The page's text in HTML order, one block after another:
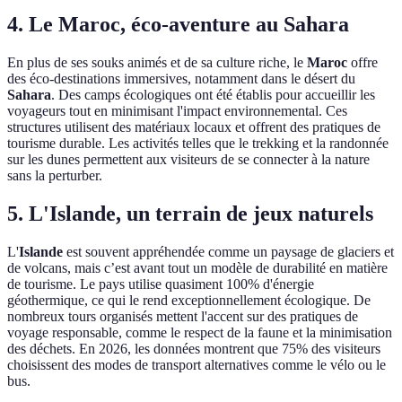
4. Le Maroc, éco-aventure au Sahara
En plus de ses souks animés et de sa culture riche, le Maroc offre
des éco-destinations immersives, notamment dans le désert du
Sahara. Des camps écologiques ont été établis pour accueillir les
voyageurs tout en minimisant l'impact environnemental. Ces
structures utilisent des matériaux locaux et offrent des pratiques de
tourisme durable. Les activités telles que le trekking et la randonnée
sur les dunes permettent aux visiteurs de se connecter à la nature
sans la perturber.
5. L'Islande, un terrain de jeux naturels
L'Islande est souvent appréhendée comme un paysage de glaciers et
de volcans, mais c’est avant tout un modèle de durabilité en matière
de tourisme. Le pays utilise quasiment 100% d'énergie
géothermique, ce qui le rend exceptionnellement écologique. De
nombreux tours organisés mettent l'accent sur des pratiques de
voyage responsable, comme le respect de la faune et la minimisation
des déchets. En 2026, les données montrent que 75% des visiteurs
choisissent des modes de transport alternatives comme le vélo ou le
bus.